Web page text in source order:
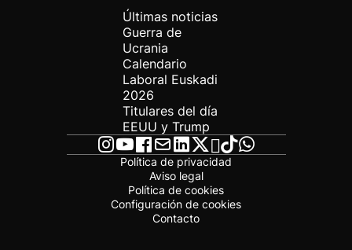
Últimas noticias
Guerra de
Ucrania
Calendario
Laboral Euskadi
2026
Titulares del día
EEUU y Trump
Política de privacidad
Aviso legal
Política de cookies
Configuración de cookies
Contacto